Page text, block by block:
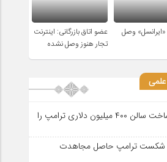
«ایرانسل» وصل
عضو اتاق بازرگانی: اینترنت
تجار هنوز وصل نشده
دادگاه آمریکا دستور توقف ساخت سالن ۴۰۰ میلیون دلاری ترامپ را
شکست ترامپ حاصل مجاهدت